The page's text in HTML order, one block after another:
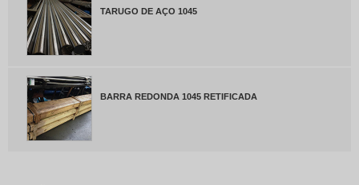
TARUGO DE AÇO 1045
BARRA REDONDA 1045 RETIFICADA